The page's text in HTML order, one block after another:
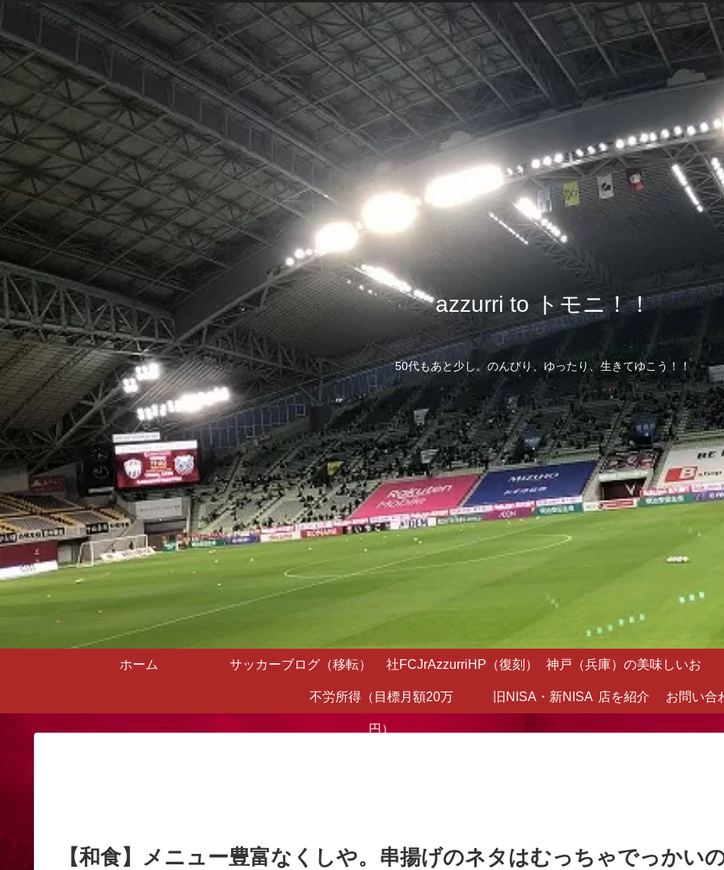
azzurri to トモニ！！
50代もあと少し。のんびり、ゆったり、生きてゆこう！！
ホーム サッカーブログ（移転） 社FCJrAzzurriHP（復刻） 神戸（兵庫）の美味しいお
店を紹介
不労所得（目標月額20万
円）
旧NISA・新NISA お問い合
【和食】メニュー豊富なくしや。串揚げのネタはむっちゃでっかい